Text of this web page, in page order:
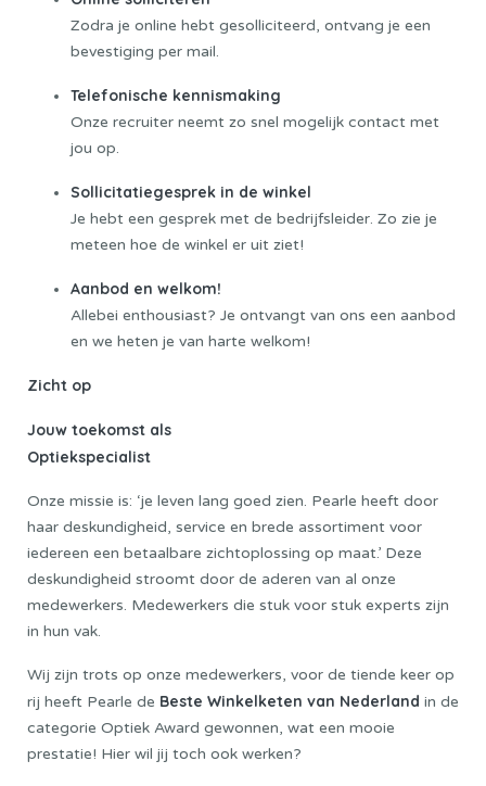
Zodra je online hebt gesolliciteerd, ontvang je een
bevestiging per mail.
Telefonische kennismaking
Onze recruiter neemt zo snel mogelijk contact met
jou op.
Sollicitatiegesprek in de winkel
Je hebt een gesprek met de bedrijfsleider. Zo zie je
meteen hoe de winkel er uit ziet!
Aanbod en welkom!
Allebei enthousiast? Je ontvangt van ons een aanbod
en we heten je van harte welkom!
Zicht op
Jouw toekomst als
Optiekspecialist
Onze missie is: ‘je leven lang goed zien. Pearle heeft door
haar deskundigheid, service en brede assortiment voor
iedereen een betaalbare zichtoplossing op maat.’ Deze
deskundigheid stroomt door de aderen van al onze
medewerkers. Medewerkers die stuk voor stuk experts zijn
in hun vak.
Wij zijn trots op onze medewerkers, voor de tiende keer op
rij heeft Pearle de Beste Winkelketen van Nederland in de
categorie Optiek Award gewonnen, wat een mooie
prestatie! Hier wil jij toch ook werken?